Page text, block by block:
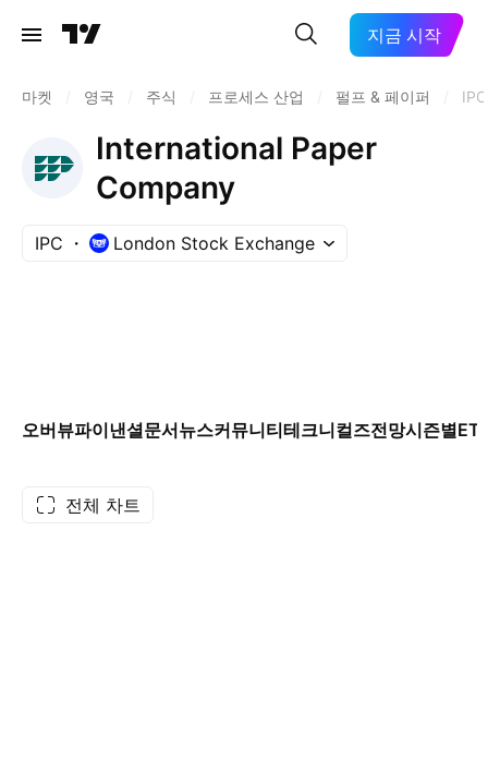
지금 시작
마켓 영국 주식 프로세스 산업 펄프 & 페이퍼 IPC
International Paper
Company
IPC London Stock Exchange
오버뷰파이낸셜문서뉴스커뮤니티테크니컬즈전망시즌별
전체 차트